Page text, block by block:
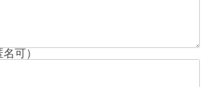
可）